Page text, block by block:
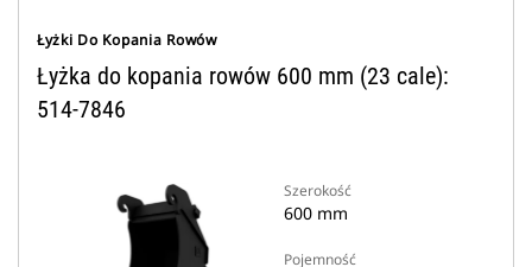
Łyżki Do Kopania Rowów
Łyżka do kopania rowów 600 mm (23 cale):
514-7846
Szerokość
600 mm
Pojemność